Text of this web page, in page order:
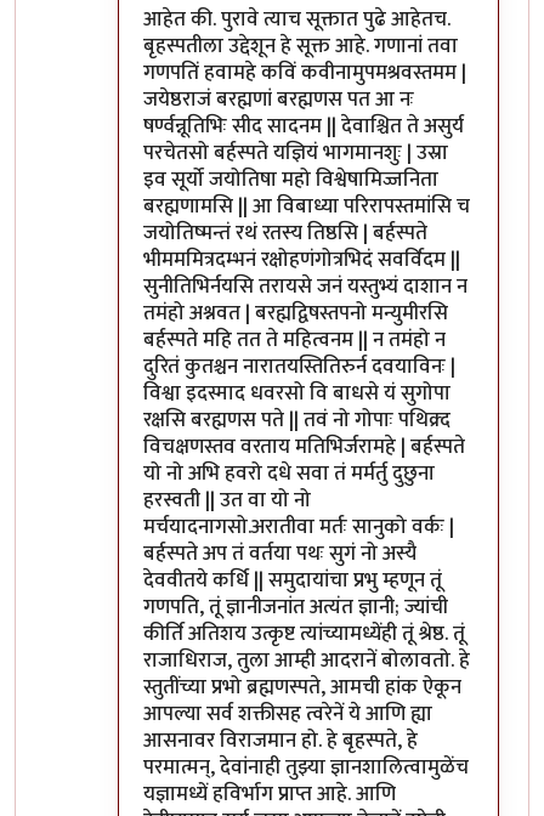
आहेत की. पुरावे त्याच सूक्तात पुढे आहेतच.
बृहस्पतीला उद्देशून हे सूक्त आहे. गणानां तवा
गणपतिं हवामहे कविं कवीनामुपमश्रवस्तमम |
जयेष्ठराजं बरह्मणां बरह्मणस पत आ नः
षर्ण्वन्नूतिभिः सीद सादनम || देवाश्चित ते असुर्य
परचेतसो बर्हस्पते यज्ञियं भागमानशुः | उस्रा
इव सूर्यो जयोतिषा महो विश्वेषामिज्जनिता
बरह्मणामसि || आ विबाध्या परिरापस्तमांसि च
जयोतिष्मन्तं रथं रतस्य तिष्ठसि | बर्हस्पते
भीमममित्रदम्भनं रक्षोहणंगोत्रभिदं सवर्विदम ||
सुनीतिभिर्नयसि तरायसे जनं यस्तुभ्यं दाशान न
तमंहो अश्नवत | बरह्मद्विषस्तपनो मन्युमीरसि
बर्हस्पते महि तत ते महित्वनम || न तमंहो न
दुरितं कुतश्चन नारातयस्तितिरुर्न दवयाविनः |
विश्वा इदस्माद धवरसो वि बाधसे यं सुगोपा
रक्षसि बरह्मणस पते || तवं नो गोपाः पथिक्र्द
विचक्षणस्तव वरताय मतिभिर्जरामहे | बर्हस्पते
यो नो अभि हवरो दधे सवा तं मर्मर्तु दुछुना
हरस्वती || उत वा यो नो
मर्चयादनागसो.अरातीवा मर्तः सानुको वर्कः |
बर्हस्पते अप तं वर्तया पथः सुगं नो अस्यै
देववीतये कर्धि || समुदायांचा प्रभु म्हणून तूं
गणपति, तूं ज्ञानीजनांत अत्यंत ज्ञानी; ज्यांची
कीर्ति अतिशय उत्कृष्ट त्यांच्यामध्येंही तूं श्रेष्ठ. तूं
राजाधिराज, तुला आम्ही आदरानें बोलावतो. हे
स्तुतींच्या प्रभो ब्रह्मणस्पते, आमची हांक ऐकून
आपल्या सर्व शक्तीसह त्वरेनें ये आणि ह्या
आसनावर विराजमान हो. हे बृहस्पते, हे
परमात्मन्, देवांनाही तुझ्या ज्ञानशालित्वामुळेंच
यज्ञामध्यें हविर्भाग प्राप्त आहे. आणि